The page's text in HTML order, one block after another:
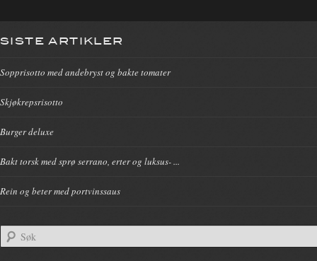
SISTE ARTIKLER
Sopprisotto med andebryst og bakte tomater
Skjøkrepsrisotto
Burger deluxe
Bakt torsk med sprø serrano, erter og luksus- ...
Rein og beter med portvinssaus